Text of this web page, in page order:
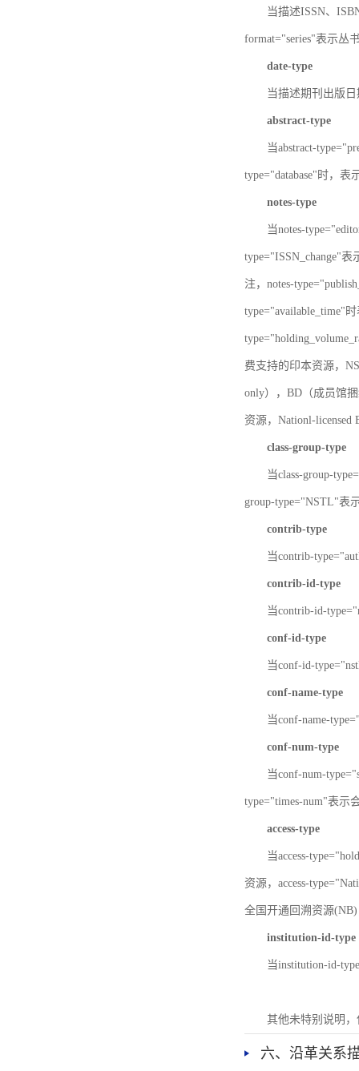
当描述ISSN、
format="series"表示丛
date-type
当描述期刊出版日
abstract-type
当abstract-
type="database"时，表
notes-type
当notes-
type="ISSN_change"
注，notes-
type="available_time"
费支持的印本资源，
only），BD（成员馆
资源，Nationl-licensed
class-group-type
当class-group-
group-type="NSTL"表
contrib-type
当contrib-
contrib-id-type
当contrib-id-
conf-id-type
当conf-id-
conf-name-type
当conf-name-
conf-num-type
当conf-num-
type="times-num"表示
access-type
当access-
资源，access-
全国开通回溯资源(NB)
institution-id-type
当institution-id-
其他未特别说明
六、沿革关系